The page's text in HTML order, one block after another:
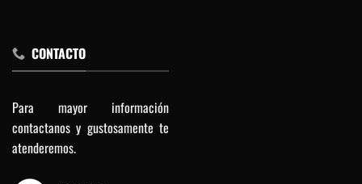
CONTACTO
Para mayor información
contactanos y gustosamente te
atenderemos.